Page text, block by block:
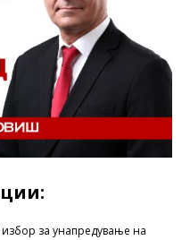
избор за унапредување на